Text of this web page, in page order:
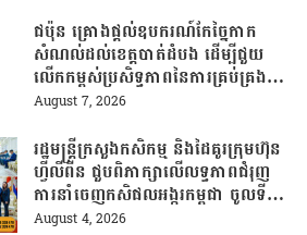
ជប៉ុន គ្រោងផ្តល់ឧបករណ៍កែច្នៃកាក
សំណល់ដល់ខេត្តបាត់ដំបង ដើម្បីជួយ
លើកកម្ពស់ប្រសិទ្ធភាពនៃការគ្រប់គ្រង
សំណល់
August 7, 2026
រដ្ឋមន្រ្តីក្រសួងកសិកម្ម និងដៃគូរក្រុមហ៊ុន
ហ្វីលីពីន ជួបពិភាក្សាលើលទ្ធភាពជំរុញ
ការនាំចេញកសិផលអង្ករកម្ពុជា ចូលទី
ផ្សារហ្វីលីពីន
August 4, 2026